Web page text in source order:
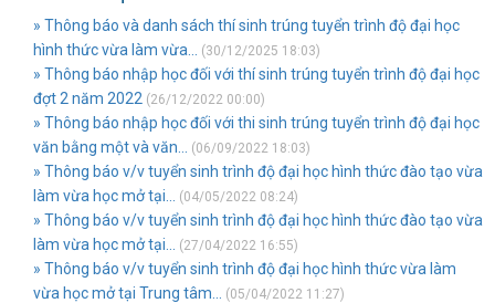
» Thông báo và danh sách thí sinh trúng tuyển trình độ đại học
hình thức vừa làm vừa...
(30/12/2025 18:03)
» Thông báo nhập học đối với thí sinh trúng tuyển trình độ đại học
đợt 2 năm 2022 (26/12/2022 00:00)
» Thông báo nhập học đối với thi sinh trúng tuyển trình độ đại học
văn bằng một và văn...
(06/09/2022 18:03)
» Thông báo v/v tuyển sinh trình độ đại học hình thức đào tạo vừa
làm vừa học mở tại...
(04/05/2022 08:24)
» Thông báo v/v tuyển sinh trình độ đại học hình thức đào tạo vừa
làm vừa học mở tại...
(27/04/2022 16:55)
» Thông báo v/v tuyển sinh trình độ đại học hình thức vừa làm
vừa học mở tại Trung tâm...
(05/04/2022 11:27)